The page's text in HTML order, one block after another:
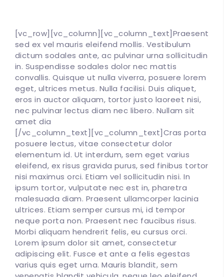
[vc_row][vc_column][vc_column_text]Praesent
sed ex vel mauris eleifend mollis. Vestibulum
dictum sodales ante, ac pulvinar urna sollicitudin
in. Suspendisse sodales dolor nec mattis
convallis. Quisque ut nulla viverra, posuere lorem
eget, ultrices metus. Nulla facilisi. Duis aliquet,
eros in auctor aliquam, tortor justo laoreet nisi,
nec pulvinar lectus diam nec libero. Nullam sit
amet dia
[/vc_column_text][vc_column_text]Cras porta
posuere lectus, vitae consectetur dolor
elementum id. Ut interdum, sem eget varius
eleifend, ex risus gravida purus, sed finibus tortor
nisi maximus orci. Etiam vel sollicitudin nisi. In
ipsum tortor, vulputate nec est in, pharetra
malesuada diam. Praesent ullamcorper lacinia
ultrices. Etiam semper cursus mi, id tempor
neque porta non. Praesent nec faucibus risus.
Morbi aliquam hendrerit felis, eu cursus orci.
Lorem ipsum dolor sit amet, consectetur
adipiscing elit. Fusce et ante a felis egestas
varius quis eget urna. Mauris blandit, sem